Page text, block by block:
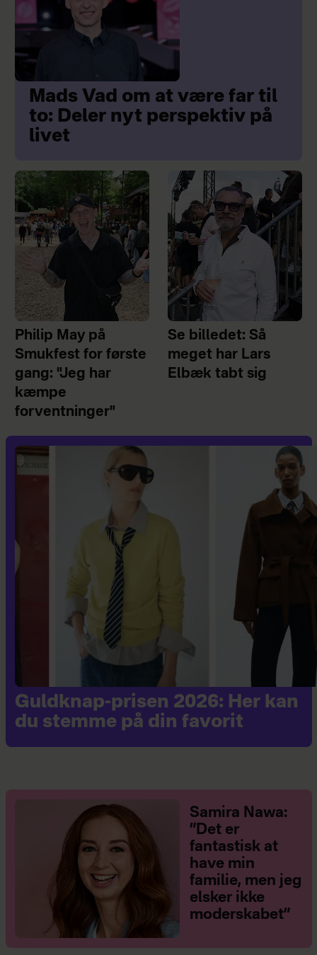
Mads Vad om at være far til
to: Deler nyt perspektiv på
livet
Philip May på
Smukfest for første
gang: "Jeg har
kæmpe
forventninger"
Se billedet: Så
meget har Lars
Elbæk tabt sig
Guldknap-prisen 2026: Her kan
du stemme på din favorit
Samira Nawa:
”Det er
fantastisk at
have min
familie, men jeg
elsker ikke
moderskabet”